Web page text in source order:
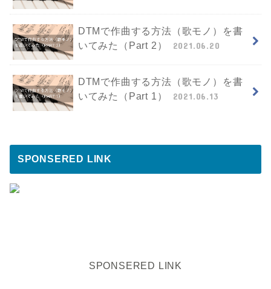
DTMで作曲する方法（歌モノ）を書
いてみた（Part 2）
2021.06.20
DTMで作曲する方法（歌モノ）を書
いてみた（Part 1）
2021.06.13
SPONSERED LINK
SPONSERED LINK